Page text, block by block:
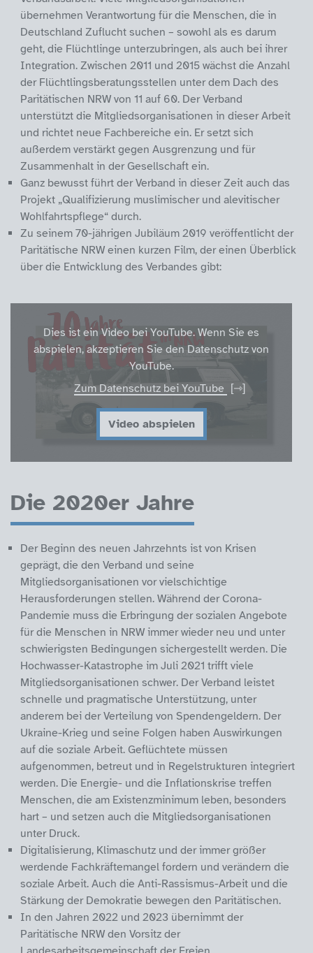
übernehmen Verantwortung für die Menschen, die in
Deutschland Zuflucht suchen – sowohl als es darum
geht, die Flüchtlinge unterzubringen, als auch bei ihrer
Integration. Zwischen 2011 und 2015 wächst die Anzahl
der Flüchtlingsberatungsstellen unter dem Dach des
Paritätischen NRW von 11 auf 60. Der Verband
unterstützt die Mitgliedsorganisationen in dieser Arbeit
und richtet neue Fachbereiche ein. Er setzt sich
außerdem verstärkt gegen Ausgrenzung und für
Zusammenhalt in der Gesellschaft ein.
Ganz bewusst führt der Verband in dieser Zeit auch das
Projekt „Qualifizierung muslimischer und alevitischer
Wohlfahrtspflege“ durch.
Zu seinem 70-jährigen Jubiläum 2019 veröffentlicht der
Paritätische NRW einen kurzen Film, der einen Überblick
über die Entwicklung des Verbandes gibt:
Dies ist ein Video bei YouTube. Wenn Sie es
abspielen, akzeptieren Sie den Datenschutz von
YouTube.
Zum Datenschutz bei YouTube
Video abspielen
Die 2020er Jahre
Der Beginn des neuen Jahrzehnts ist von Krisen
geprägt, die den Verband und seine
Mitgliedsorganisationen vor vielschichtige
Herausforderungen stellen. Während der Corona-
Pandemie muss die Erbringung der sozialen Angebote
für die Menschen in NRW immer wieder neu und unter
schwierigsten Bedingungen sichergestellt werden. Die
Hochwasser-Katastrophe im Juli 2021 trifft viele
Mitgliedsorganisationen schwer. Der Verband leistet
schnelle und pragmatische Unterstützung, unter
anderem bei der Verteilung von Spendengeldern. Der
Ukraine-Krieg und seine Folgen haben Auswirkungen
auf die soziale Arbeit. Geflüchtete müssen
aufgenommen, betreut und in Regelstrukturen integriert
werden. Die Energie- und die Inflationskrise treffen
Menschen, die am Existenzminimum leben, besonders
hart – und setzen auch die Mitgliedsorganisationen
unter Druck.
Digitalisierung, Klimaschutz und der immer größer
werdende Fachkräftemangel fordern und verändern die
soziale Arbeit. Auch die Anti-Rassismus-Arbeit und die
Stärkung der Demokratie bewegen den Paritätischen.
In den Jahren 2022 und 2023 übernimmt der
Paritätische NRW den Vorsitz der